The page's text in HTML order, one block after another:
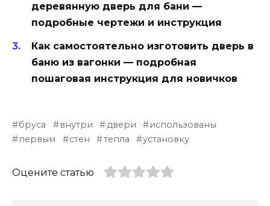
деревянную дверь для бани —
подробные чертежи и инструкция
Как самостоятельно изготовить дверь в
баню из вагонки — подробная
пошаговая инструкция для новичков
бруса внутри двери
использованы
первым
стен тепла установку
Оцените статью